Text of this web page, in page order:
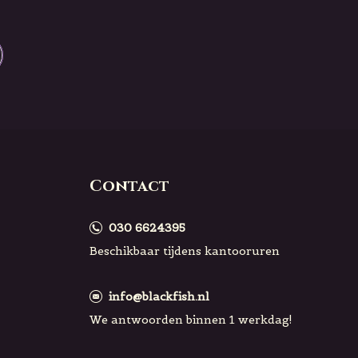
Contact
030 6624395
Beschikbaar tijdens kantooruren
info@blackfish.nl
We antwoorden binnen 1 werkdag!